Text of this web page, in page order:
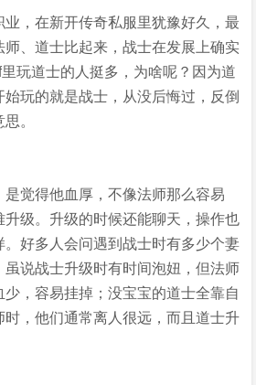
，在新开传奇私服里犹豫好久，最
、道士比起来，战士在发展上确实
玩道士的人挺多，为啥呢？因为道
玩的就是战士，从没后悔过，反倒
。
觉得他血厚，不像法师那么容易
级。升级的时候还能聊天，操作也
好多人会问遇到战士时有多少个妻
说战士升级时有时间泡妞，但法师
，容易挂掉；没宝宝的道士全靠自
，他们通常离人很远，而且道士升